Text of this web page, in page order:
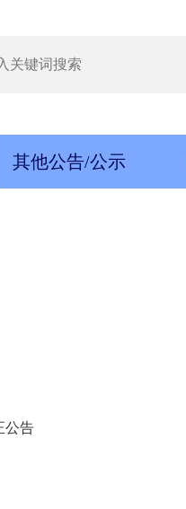
其他公告/公示
公告